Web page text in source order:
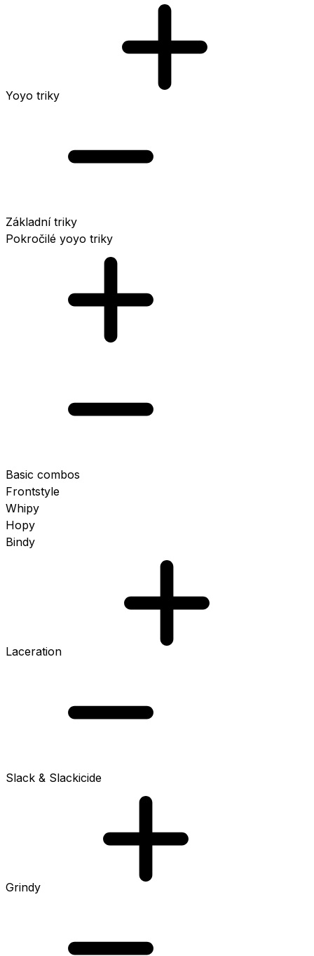
Yoyo triky
Základní triky
Pokročilé yoyo triky
Basic combos
Frontstyle
Whipy
Hopy
Bindy
Laceration
Slack & Slackicide
Grindy